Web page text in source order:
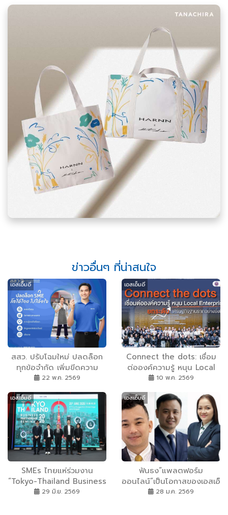
ข่าวอื่นๆ ที่น่าสนใจ
เอสเอ็มอี
สสว. ปรับโฉมใหม่ ปลดล็อก
ทุกข้อจำกัด เพิ่มขีดความ
สามารถผู้ประกอบการไทย
ให้ SME ทั่วไทยเติบโตไกลไป
ด้วยกัน
22 พ.ค. 2569
เอสเอ็มอี
Connect the dots: เชื่อม
ต่อองค์ความรู้ หนุน Local
Enterprises ยกระดับ
10 พ.ค. 2569
เอสเอ็มอี
SMEs ไทยแห่ร่วมงาน
“Tokyo-Thailand Business
Partnership Seminar
29 มิ.ย. 2569
เอสเอ็มอี
ฟันธง“แพลตฟอร์ม
ออนไลน์”เป็นโอกาสของเอสเอ็
มอีคนตัวเล็ก ระบุส่งสินค้าไม่
28 ม.ค. 2569